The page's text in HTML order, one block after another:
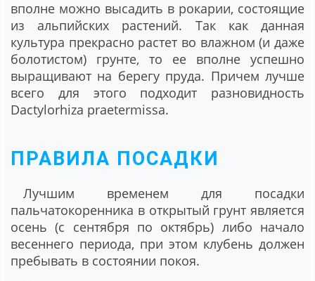
вполне можно высадить в рокарии, состоящие
из альпийских растений. Так как данная
культура прекрасно растет во влажном (и даже
болотистом) грунте, то ее вполне успешно
выращивают на берегу пруда. Причем лучше
всего для этого подходит разновидность
Dactylorhiza praetermissa.
ПРАВИЛА ПОСАДКИ
Лучшим временем для посадки
пальчатокоренника в открытый грунт является
осень (с сентября по октябрь) либо начало
весеннего периода, при этом клубень должен
пребывать в состоянии покоя.